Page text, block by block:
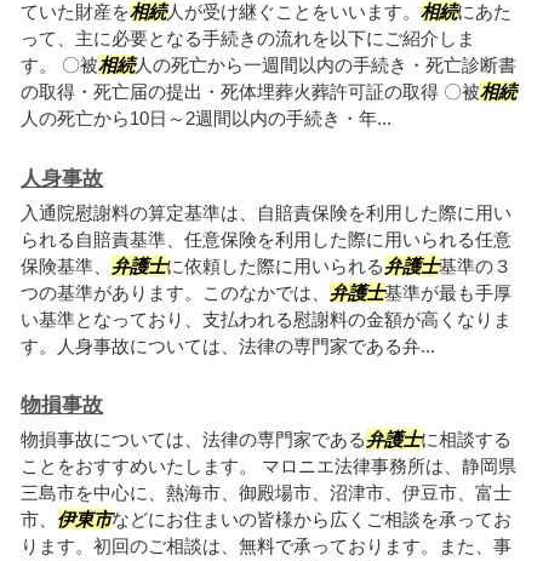
ていた財産を相続人が受け継ぐことをいいます。 相続にあた
って、主に必要となる手続きの流れを以下にご紹介しま
す。 〇被相続人の死亡から一週間以内の手続き・死亡診断書
の取得・死亡届の提出・死体埋葬火葬許可証の取得 〇被相続
人の死亡から10日～2週間以内の手続き・年...
人身事故
入通院慰謝料の算定基準は、自賠責保険を利用した際に用い
られる自賠責基準、任意保険を利用した際に用いられる任意
保険基準、 弁護士に依頼した際に用いられる弁護士基準の３
つの基準があります。このなかでは、 弁護士基準が最も手厚
い基準となっており、支払われる慰謝料の金額が高くなりま
す。人身事故については、法律の専門家である弁...
物損事故
物損事故については、法律の専門家である弁護士に相談する
ことをおすすめいたします。 マロニエ法律事務所は、静岡県
三島市を中心に、熱海市、御殿場市、沼津市、伊豆市、富士
市、 伊東市などにお住まいの皆様から広くご相談を承ってお
ります。初回のご相談は、無料で承っております。また、事